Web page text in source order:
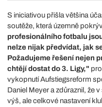
S iniciativou přišla většina
soutěže, která územně
profesionálního fotbalu
nelze nijak předvídat, jak
Požadujeme řešení nejen
chtějí dostat do 3. Ligy,"
vykopnutí Aufstiegsreform
Daniel Meyer a zdůraznil, že
výš, ale celkové nastavení